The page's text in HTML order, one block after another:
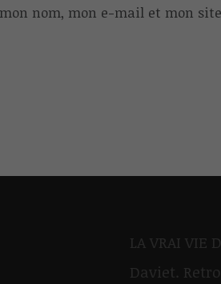
nom, mon e-mail et mon
LA VRAI VIE
Daviet.